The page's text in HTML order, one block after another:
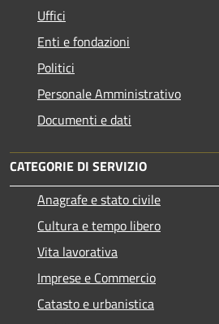
Uffici
Enti e fondazioni
Politici
Personale Amministrativo
Documenti e dati
CATEGORIE DI SERVIZIO
Anagrafe e stato civile
Cultura e tempo libero
Vita lavorativa
Imprese e Commercio
Catasto e urbanistica